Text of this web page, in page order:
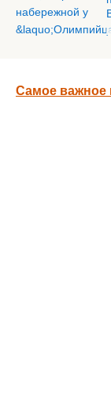
Самое важное